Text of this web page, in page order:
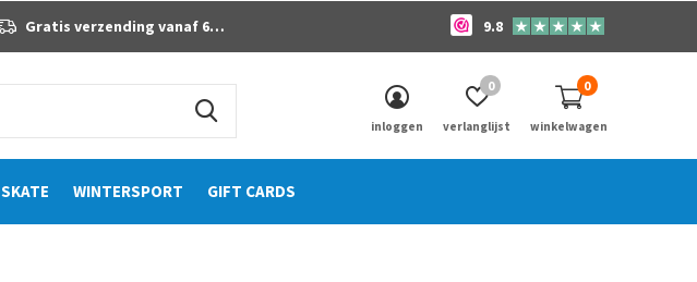
SKATE WINTERSPORT GIFT CARDS
inloggen verlanglijst
0
winkelwagen
0
Gratis verzending vanaf 60 euro 9.8